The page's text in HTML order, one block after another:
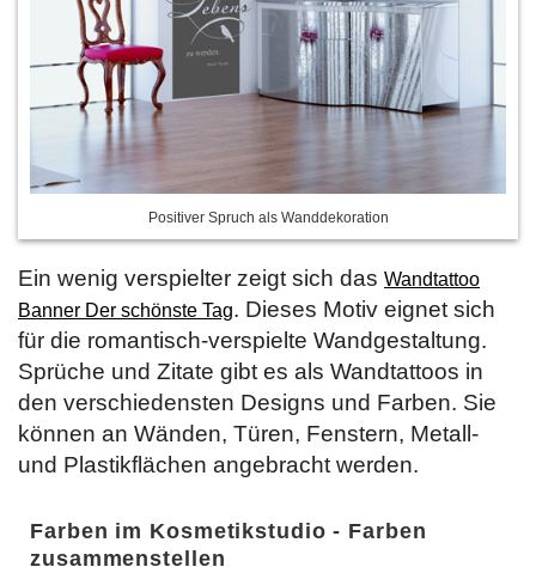
Positiver Spruch als Wanddekoration
Ein wenig verspielter zeigt sich das Wandtattoo
Banner Der schönste Tag. Dieses Motiv eignet sich
für die romantisch-verspielte Wandgestaltung.
Sprüche und Zitate gibt es als Wandtattoos in
den verschiedensten Designs und Farben. Sie
können an Wänden, Türen, Fenstern, Metall-
und Plastikflächen angebracht werden.
Farben im Kosmetikstudio - Farben
zusammenstellen